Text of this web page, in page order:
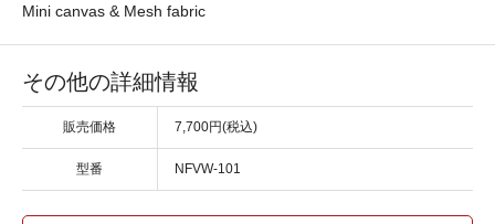
Mini canvas & Mesh fabric
その他の詳細情報
販売価格 7,700円(税込)
型番 NFVW-101